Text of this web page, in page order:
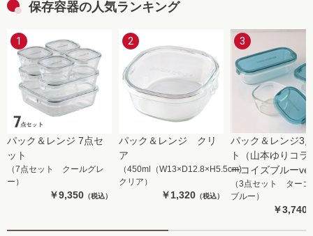
そのままレンジ出来るので快適で
大変良い保存容器です
ま温めて食卓へ〜と冬もきっと便利
今
シ
保存容器の人気ランキング
1
パック＆レンジ 7点セ
ット
（7点セット クールグレ
ー）
￥9,350 （税込）
2
パック＆レンジ クリ
ア
（450ml（W13×D12.8×H5.5cm)
クリア）
￥1,320 （税込）
3
パック＆レンジ3
ト（山本ゆりコラ
ーコイズブルー
（3点セット ターコ
ブルー）
￥3,740